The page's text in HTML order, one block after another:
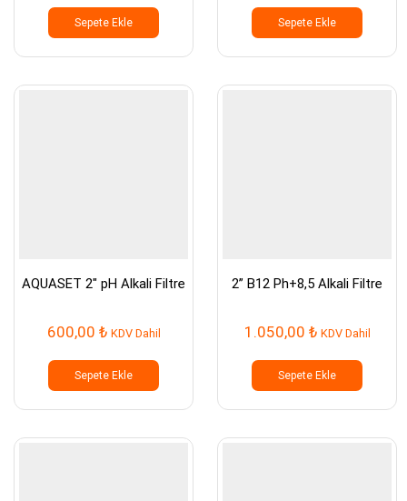
Sepete Ekle Sepete Ekle
AQUASET 2″ pH Alkali Filtre
600,00 ₺ KDV Dahil
Sepete Ekle
2” B12 Ph+8,5 Alkali Filtre
1.050,00 ₺ KDV Dahil
Sepete Ekle